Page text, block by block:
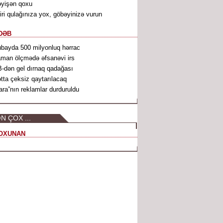
qoxu
qulağınıza yox, göbəyinizə vurun
500 milyonluq hərrac
ölçmədə əfsanəvi irs
dən gel dırnaq qadağası
çeksiz qaytarılacaq
reklamlar durduruldu
ÇOX ...